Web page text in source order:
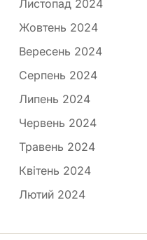
Листопад 2024
Жовтень 2024
Вересень 2024
Серпень 2024
Липень 2024
Червень 2024
Травень 2024
Квітень 2024
Лютий 2024